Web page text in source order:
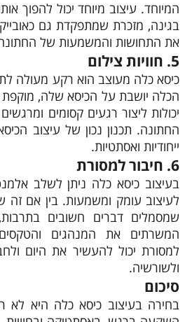
המיוחד. עיצוב מיוחד יכול להפוך
בגינה, מזכרת שמתפקדת גם
את התחושות והמשמעות של
5. חוויות צילום
כיסא כלה מעוצב הוא רקע מעולה
הכלה יושבת על הכיסא שלה, מוקפת
יכולות ליצור רגעים קסומים
החתונה. תכנון נכון של עיצוב הכיסא
ייחודיות ואסתטיות.
6. חיבור למסורת
בעיצוב כיסא כלה ניתן לשלב
לעיצוב עומק ומשמעות. בין אם זה
שמסמלים דברים חשובים
המשרתים את המנהגים
למסורת יכול להעשיר את היום
ולשורשיה.
סיכום
בחירה בעיצוב כיסא כלה היא לא